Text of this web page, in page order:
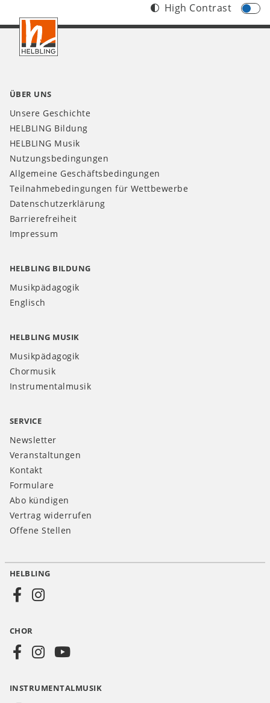
Footer
CH
High Contrast
ÜBER UNS
Unsere Geschichte
HELBLING Bildung
HELBLING Musik
Nutzungsbedingungen
Allgemeine Geschäftsbedingungen
Teilnahmebedingungen für Wettbewerbe
Datenschutzerklärung
Barrierefreiheit
Impressum
HELBLING BILDUNG
Musikpädagogik
Englisch
HELBLING MUSIK
Musikpädagogik
Chormusik
Instrumentalmusik
SERVICE
Newsletter
Veranstaltungen
Kontakt
Formulare
Abo kündigen
Vertrag widerrufen
Offene Stellen
Social
CH
HELBLING
CHOR
INSTRUMENTALMUSIK